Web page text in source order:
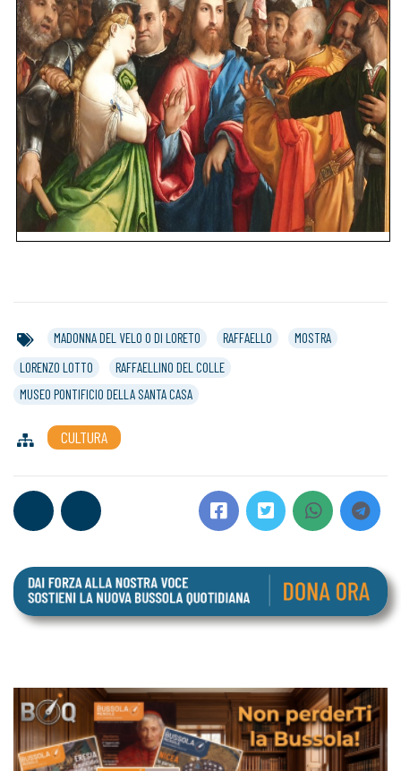
MADONNA DEL VELO O DI LORETO RAFFAELLO
MOSTRA
LORENZO LOTTO
RAFFAELLINO DEL COLLE
MUSEO PONTIFICIO DELLA SANTA CASA
CULTURA